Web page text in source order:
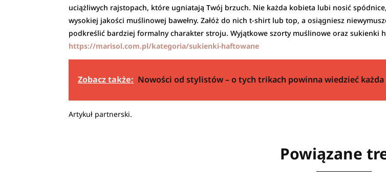
uciążliwych rajstopach, które ugniatają Twój brzuch. Nie każda kobieta lubi nosić
wysokiej jakości muślinowej bawełny. Załóż do nich t-shirt lub top, a osiągniesz
podkreślić bardziej formalny charakter stroju. Wyjątkowe szorty muślinowe oraz sukienki
https://marisol.com.pl/kategoria/sukienki-haftowane
Zobacz także: Nowości od stylistów – o tych trikach powinna wiedzieć
Artykuł partnerski.
Powiązane